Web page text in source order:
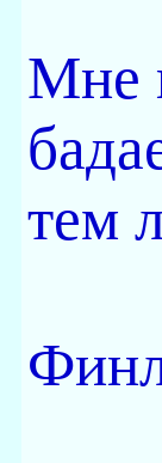
Мне
тем